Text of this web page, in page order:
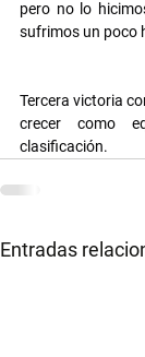
pero no lo
sufrimos un poco
Tercera victoria
crecer como
clasificación.
Entradas